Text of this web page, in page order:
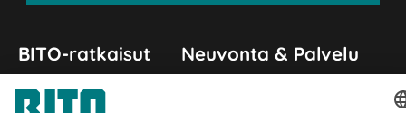
BITO-ratkaisut
Intralogistiikan ratkaisut
Neuvonta & Palvelu